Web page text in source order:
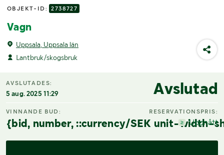
OBJEKT-ID: 2738727
Vagn
Uppsala, Uppsala län
Lantbruk/skogsbruk
AVSLUTADES:
5 aug. 2025 11:29 Avslutad
VINNANDE BUD:
{bid, number, ::currency/SEK unit-width-
RESERVATIONSPRIS:
Uppnått